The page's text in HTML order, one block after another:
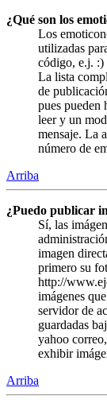
¿Qué son los
Los
utilizadas
código, e.j. :)
La lista
de
pues pueden
leer y un
mensaje. La
número de
Arriba
¿Puedo publicar
Sí, las
imagen
primero su
http://
imágenes
servidor de
guardadas
yahoo
exhibir
Arriba